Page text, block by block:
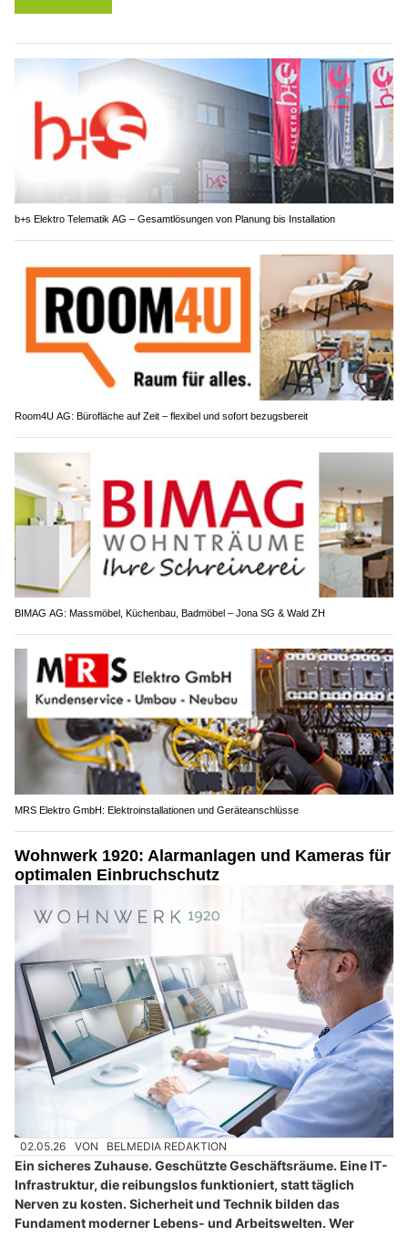
b+s Elektro Telematik AG – Gesamtlösungen von Planung bis Installation
Room4U AG: Bürofläche auf Zeit – flexibel und sofort bezugsbereit
BIMAG AG: Massmöbel, Küchenbau, Badmöbel – Jona SG & Wald ZH
MRS Elektro GmbH: Elektroinstallationen und Geräteanschlüsse
Wohnwerk 1920: Alarmanlagen und Kameras für
optimalen Einbruchschutz
02.05.26 VON BELMEDIA REDAKTION
Ein sicheres Zuhause. Geschützte Geschäftsräume. Eine IT-
Infrastruktur, die reibungslos funktioniert, statt täglich
Nerven zu kosten. Sicherheit und Technik bilden das
Fundament moderner Lebens- und Arbeitswelten. Wer